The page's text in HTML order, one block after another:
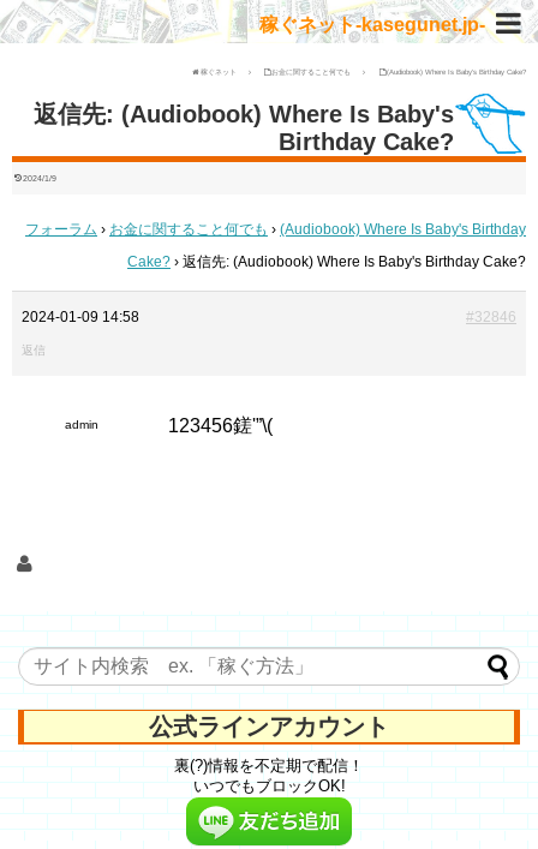
稼ぐネット-kasegunet.jp-
稼ぐネット お金に関すること何でも (Audiobook) Where Is Baby's Birthday Cake?
返信先: (Audiobook) Where Is Baby's
Birthday Cake?
2024/1/9
フォーラム › お金に関すること何でも › (Audiobook) Where Is Baby's Birthday
Cake? › 返信先: (Audiobook) Where Is Baby's Birthday Cake?
2024-01-09 14:58 #32846
返信
admin 123456鎈'”\(
公式ラインアカウント
裏(?)情報を不定期で配信！
いつでもブロックOK!